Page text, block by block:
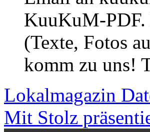
KuuKuM-PDF.
(Texte, Fotos
komm zu uns!
Lokalmagazin
Mit Stolz